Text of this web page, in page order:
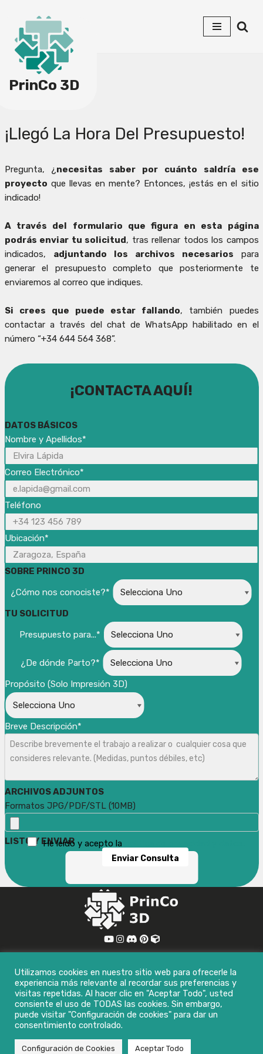
Saltar
contenido
PrinCo 3D
¡Llegó La Hora Del Presupuesto!
Pregunta, ¿necesitas saber por cuánto saldría ese
proyecto que llevas en mente? Entonces, ¡estás en el sitio
indicado!
A través del formulario que figura en esta página
podrás enviar tu solicitud, tras rellenar todos los campos
indicados, adjuntando los archivos necesarios para
generar el presupuesto completo que posteriormente te
enviaremos al correo que indiques.
Si crees que puede estar fallando, también puedes
contactar a través del chat de WhatsApp habilitado en el
número “+34 644 564 368”.
¡CONTACTA AQUÍ!
DATOS BÁSICOS
Nombre y Apellidos*
Correo Electrónico*
Teléfono
Ubicación*
SOBRE PRINCO 3D
¿Cómo nos conociste?*
TU SOLICITUD
Presupuesto para...*
¿De dónde Parto?*
Propósito (Solo Impresión 3D)
Breve Descripción*
ARCHIVOS ADJUNTOS
Formatos JPG/PDF/STL (10MB)
LISTO Y ENVIARHe leído y acepto la
Inicio
PrinCo 3D
Blog
Contacto
Copyright 2026 - PrinCo 3D
Utilizamos cookies en nuestro sitio web para ofrecerle la
experiencia más relevante al recordar sus preferencias y
visitas repetidas. Al hacer clic en "Aceptar Todo", usted
consiente el uso de TODAS las cookies. Sin embargo,
puede visitar "Configuración de cookies" para dar un
consentimiento controlado.
Configuración de Cookies Aceptar Todo